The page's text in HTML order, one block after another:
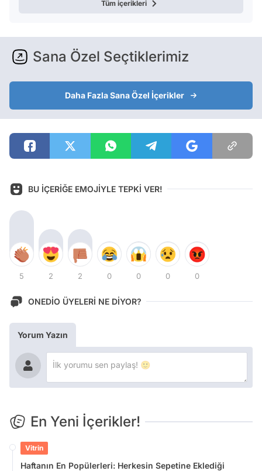
Tüm içerikleri
Sana Özel Seçtiklerimiz
Daha Fazla Sana Özel İçerikler
BU İÇERİĞE EMOJİYLE TEPKİ VER!
5 2 2 0 0 0 0
ONEDİO ÜYELERİ NE DİYOR?
Yorum Yazın
En Yeni İçerikler!
Vitrin
Haftanın En Popülerleri: Herkesin Sepetine Eklediği